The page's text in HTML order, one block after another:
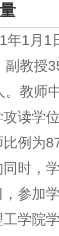
年1月1
副教授
。教师
读学
例为
时，
，参加
学院